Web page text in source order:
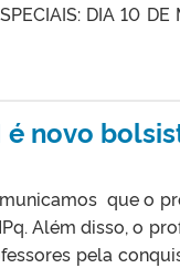
DIA 10
é novo
que o
Além disso, o
pela